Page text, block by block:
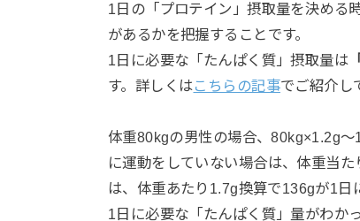
1日の「プロテイン」摂取量を決める
があるかを把握することです。
1日に必要な「たんぱく質」摂取量は
す。詳しくはこちらの記事でご紹介し
体重80kgの男性の場合、80kg×1.2g
に運動をしていない場合は、体重当
は、体重あたり1.7g換算で136gが1日
1日に必要な「たんぱく質」量がわか